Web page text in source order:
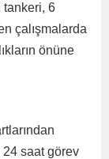
tankeri, 6
çalışmalarda
önüne
saat görev